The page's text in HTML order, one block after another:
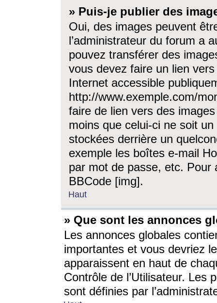
» Puis-je publier des
Oui, des images peuvent
l’administrateur du forum a
pouvez transférer des
vous devez faire un lien
Internet accessible
http://www.exemple.com/
faire de lien vers des
moins que celui-ci ne soit
stockées derrière un
exemple les boîtes e-mail
par mot de passe, etc. Pour
BBCode [img].
Haut
» Que sont les annonces
Les annonces globales
importantes et vous devriez
apparaissent en haut de
Contrôle de l’Utilisateur. Les
sont définies par